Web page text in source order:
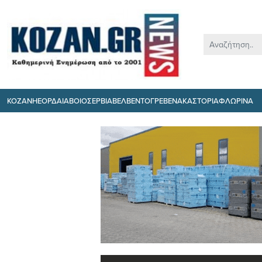
ΚΟΖΑΝΗΕΟΡΔΑΙΑΒΟΙΟΣΕΡΒΙΑΒΕΛΒΕΝΤΟΓΡΕΒΕΝΑΚΑΣΤΟΡΙΑΦΛΩΡΙΝΑ